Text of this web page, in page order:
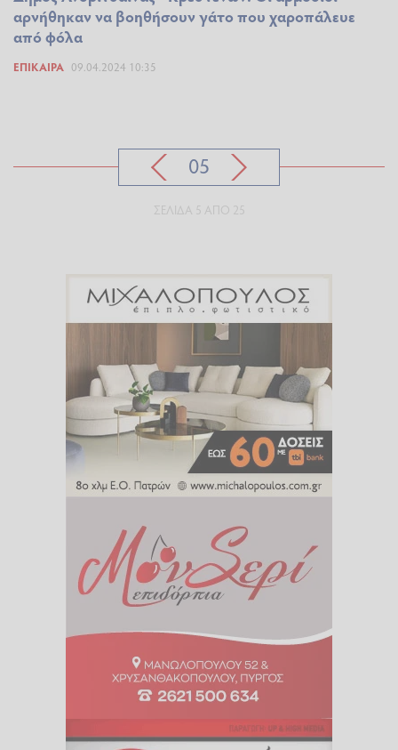
αρνήθηκαν να βοηθήσουν γάτο που χαροπάλευε
από φόλα
ΕΠΊΚΑΙΡΑ 09.04.2024 10:35
05
ΣΕΛΊΔΑ 5 ΑΠΌ 25